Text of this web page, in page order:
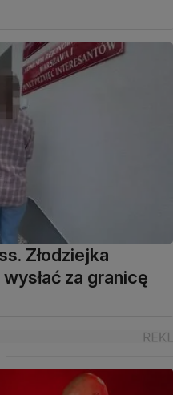
Złodziejka
za granicę